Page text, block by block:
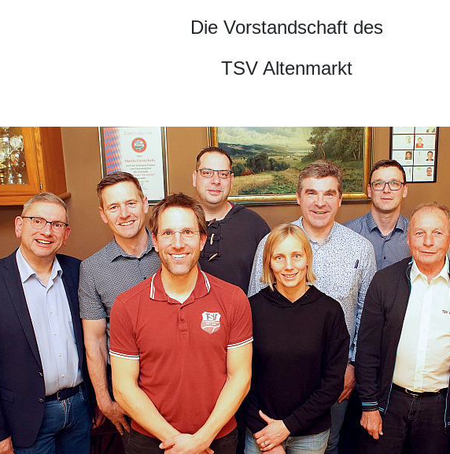
Die Vorstandschaft des
TSV Altenmarkt